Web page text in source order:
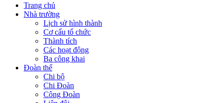
Trang chủ
Nhà trường
Lịch sử hình thành
Cơ cấu tổ chức
Thành tích
Các hoạt động
Ba công khai
Đoàn thể
Chi bộ
Chi Đoàn
Công Đoàn